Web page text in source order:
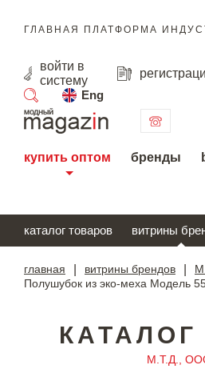
ГЛАВНАЯ ПЛАТФОРМА
войти в
систему
Eng
поиск
купить оптом бренды
каталог товаров витрины
главная витрины брендов
Полушубок из эко-меха Модель
КАТАЛОГ
М.Т.Д.,